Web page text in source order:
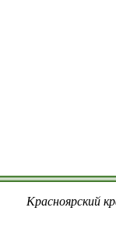
Красноярский